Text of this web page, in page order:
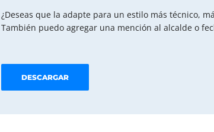
¿Deseas que la adapte para un estilo más técnico,
También puedo agregar una mención al alcalde o
DESCARGAR